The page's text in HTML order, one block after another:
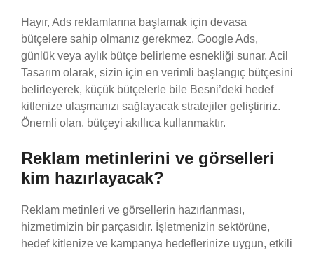
Hayır, Ads reklamlarına başlamak için devasa
bütçelere sahip olmanız gerekmez. Google Ads,
günlük veya aylık bütçe belirleme esnekliği sunar. Acil
Tasarım olarak, sizin için en verimli başlangıç bütçesini
belirleyerek, küçük bütçelerle bile Besni’deki hedef
kitlenize ulaşmanızı sağlayacak stratejiler geliştiririz.
Önemli olan, bütçeyi akıllıca kullanmaktır.
Reklam metinlerini ve görselleri
kim hazırlayacak?
Reklam metinleri ve görsellerin hazırlanması,
hizmetimizin bir parçasıdır. İşletmenizin sektörüne,
hedef kitlenize ve kampanya hedeflerinize uygun, etkili